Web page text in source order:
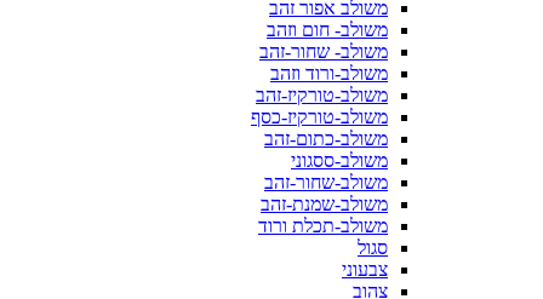
משולב אפור זהב
משולב- חום וזהב
משולב- שחור-זהב
משולב-ורוד וזהב
משולב-טורקיז-זהב
משולב-טורקיז-כסף
משולב-כתום-זהב
משולב-ססגוני
משולב-שחור-זהב
משולב-שמנת-זהב
משולב-תכלת ורוד
סגול
צבעוני
צהוב